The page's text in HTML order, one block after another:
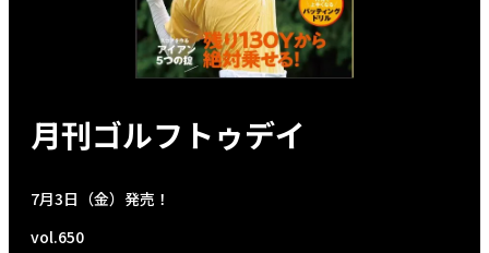
月刊ゴルフトゥデイ
7月3日（金）発売！
vol.650